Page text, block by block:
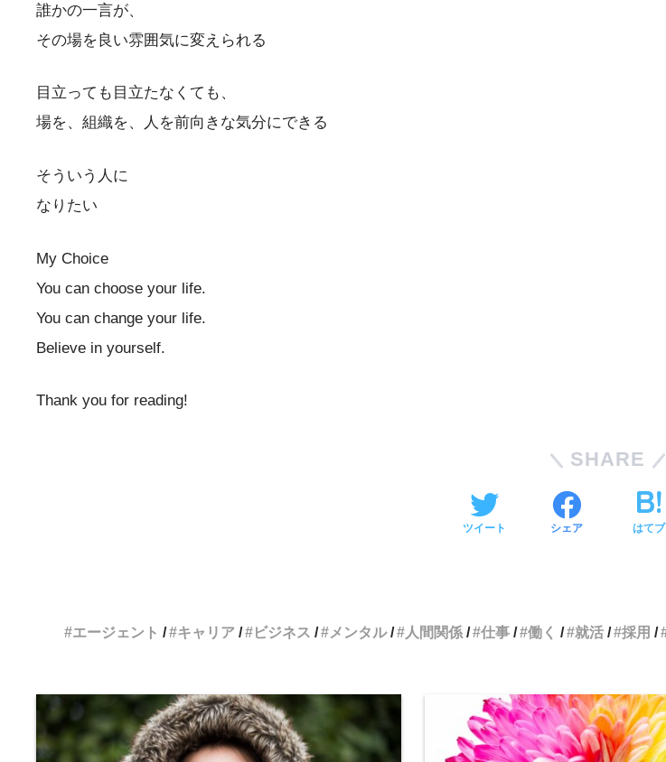
誰かの一言が、
その場を良い雰囲気に変えられる
目立っても目立たなくても、
場を、組織を、人を前向きな気分にできる
そういう人に
なりたい
My Choice
You can choose your life.
You can change your life.
Believe in yourself.
Thank you for reading!
SHARE
ツイート シェア はてブ
エージェント
キャリア ビジネス メンタル 人間関係 仕事 働く 就活 採用